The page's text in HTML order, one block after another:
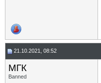
21.10.2021, 08:52
МГК
Banned